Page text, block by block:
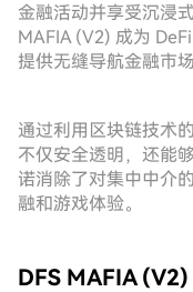
金融活动并享受沉浸
MAFIA (V2) 成为
提供无缝导航金融市
通过利用区块链技术
不仅安全透明，还能
诺消除了对集中中介
融和游戏体验。
DFS MAFIA (V2)